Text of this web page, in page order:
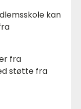
kan
fra
støtte fra